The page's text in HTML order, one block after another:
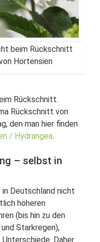
beim Rückschnitt
Hortensien
Rückschnitt.
Rückschnitt von
den man hier finden
/ Hydrangea.
– selbst in
Deutschland nicht
höheren
(bis hin zu den
Starkregen),
Daher